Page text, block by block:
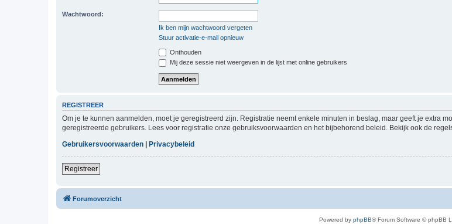
Wachtwoord:
Ik ben mijn wachtwoord vergeten
Stuur activatie-e-mail opnieuw
Onthouden
Mij deze sessie niet weergeven in de lijst met online gebruikers
REGISTREER
Om je te kunnen aanmelden, moet je geregistreerd zijn. Registratie neemt enkele minuten in beslag, maar geeft je extra
geregistreerde gebruikers. Lees voor registratie onze gebruiksvoorwaarden en het bijbehorend beleid. Bekijk ook de
Gebruikersvoorwaarden
Privacybeleid
Registreer
Forumoverzicht
Powered by phpBB® Forum Software © phpBB